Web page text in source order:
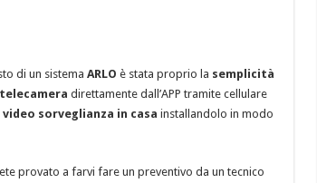
di un sistema ARLO è stata proprio la semplicità
direttamente dall’APP tramite cellulare
sorveglianza in casa installandolo in modo
provato a farvi fare un preventivo da un tecnico